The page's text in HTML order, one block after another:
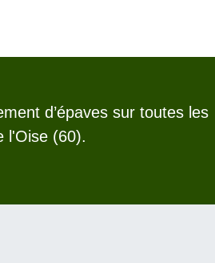
d’épaves sur toutes les
l'Oise (60).